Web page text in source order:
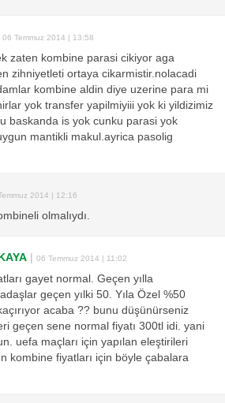
06 Temmuz 2014 | 13:58
zaten kombine parasi cikiyor aga
zihniyetleti ortaya cikarmistir.nolacadi
kombine aldin diye uzerine para mi
yok transfer yapilmiyiii yok ki yildizimiz
baskanda is yok cunku parasi yok
mantikli makul.ayrica pasolig
2014 | 12:16
olmalıydı.
| 06 Temmuz 2014 | 11:02
gayet normal. Geçen yılla
geçen yılki 50. Yıla Özel %50
acaba ?? bunu düşünürseniz
geçen sene normal fiyatı 300tl idi. yani
uefa maçları için yapılan eleştirileri
kombine fiyatları için böyle çabalara